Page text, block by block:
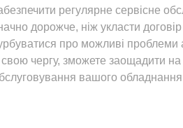
регулярне сервісне
дорожче, ніж укласти
про можливі проблеми
чергу, зможете заощадити на
вашого